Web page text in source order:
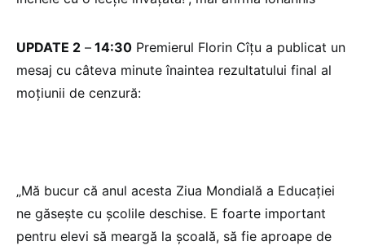
UPDATE 2 – 14:30 Premierul Florin Cîțu a publicat un
mesaj cu câteva minute înaintea rezultatului final al
moțiunii de cenzură:
„Mă bucur că anul acesta Ziua Mondială a Educației
ne găsește cu școlile deschise. E foarte important
pentru elevi să meargă la școală, să fie aproape de